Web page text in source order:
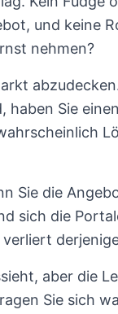
und keine
nehmen?
haben Sie
Sie die
sich die
aber die
Sie sich